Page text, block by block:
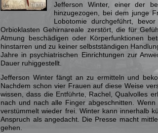
Jefferson Winter, einer der
hinzugezogen, bei dem junge
Lobotomie durchgeführt,
Orbioklasten Gehirnareale zerstört, die für
Atmung beschädigen oder Körperfunktionen
hinstarren und zu keiner selbstständigen
Jahre in psychiatrischen Einrichtungen zur
Dauer ruhiggestellt.
Jefferson Winter fängt an zu ermitteln und
Nachdem schon vier Frauen auf diese Weise
wissen, dass die Entführte, Rachel, Qualvolles
nach und nach alle Finger abgeschnitten.
verstümmelt wieder frei. Winter kann innerhalb
Anspruch als angedacht. Die Presse macht
gehen.